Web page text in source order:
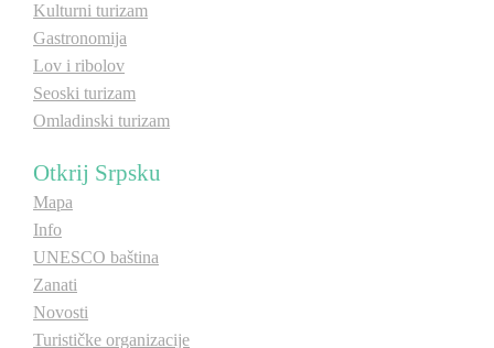
Kulturni turizam
Gastronomija
Lov i ribolov
Seoski turizam
Omladinski turizam
Otkrij Srpsku
Mapa
Info
UNESCO baština
Zanati
Novosti
Turističke organizacije